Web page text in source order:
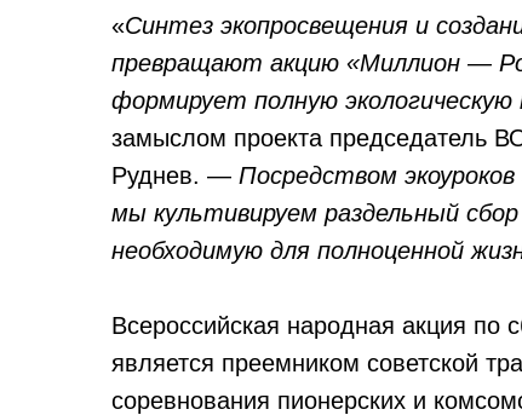
«Синтез экопросвещения и
превращают акцию «Миллион —
формирует полную экологическую
замыслом проекта председатель
Руднев. — Посредством
мы культивируем раздельный
необходимую для полноценной
Всероссийская народная акция
является преемником советской
соревнования пионерских и